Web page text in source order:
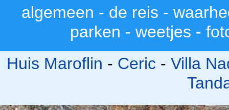
algemeen - de reis -
parken - weetjes -
Huis Maroflin - Ceric - Villa